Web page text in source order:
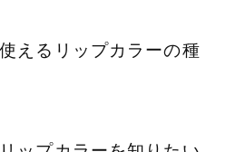
えるリップカラーの種